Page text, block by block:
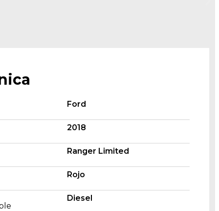
Ford
2018
Ranger Limited
Rojo
Diesel
Búsqueda
productos